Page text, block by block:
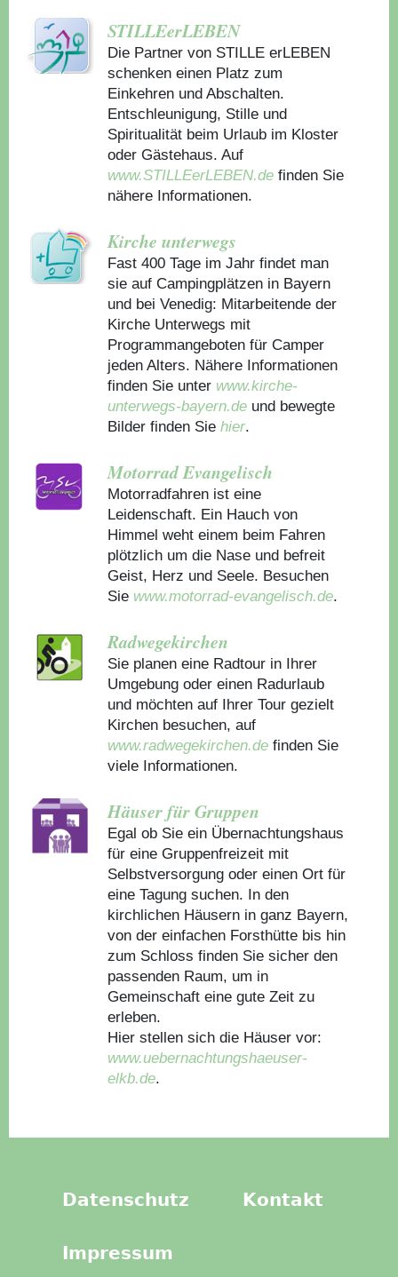
STILLEerLEBEN
Die Partner von STILLE erLEBEN
schenken einen Platz zum
Einkehren und Abschalten.
Entschleunigung, Stille und
Spiritualität beim Urlaub im Kloster
oder Gästehaus. Auf
www.STILLEerLEBEN.de finden Sie
nähere Informationen.
Kirche unterwegs
Fast 400 Tage im Jahr findet man
sie auf Campingplätzen in Bayern
und bei Venedig: Mitarbeitende der
Kirche Unterwegs mit
Programmangeboten für Camper
jeden Alters. Nähere Informationen
finden Sie unter www.kirche-
unterwegs-bayern.de und bewegte
Bilder finden Sie hier.
Motorrad Evangelisch
Motorradfahren ist eine
Leidenschaft. Ein Hauch von
Himmel weht einem beim Fahren
plötzlich um die Nase und befreit
Geist, Herz und Seele. Besuchen
Sie www.motorrad-evangelisch.de.
Radwegekirchen
Sie planen eine Radtour in Ihrer
Umgebung oder einen Radurlaub
und möchten auf Ihrer Tour gezielt
Kirchen besuchen, auf
www.radwegekirchen.de finden Sie
viele Informationen.
Häuser für Gruppen
Egal ob Sie ein Übernachtungshaus
für eine Gruppenfreizeit mit
Selbstversorgung oder einen Ort für
eine Tagung suchen. In den
kirchlichen Häusern in ganz Bayern,
von der einfachen Forsthütte bis hin
zum Schloss finden Sie sicher den
passenden Raum, um in
Gemeinschaft eine gute Zeit zu
erleben.
Hier stellen sich die Häuser vor:
www.uebernachtungshaeuser-
elkb.de.
Datenschutz Kontakt
Impressum